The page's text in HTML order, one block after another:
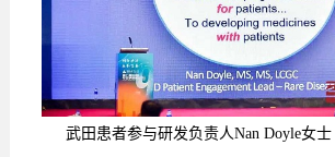
武田患者参与研发负责人Nan Doyle女士